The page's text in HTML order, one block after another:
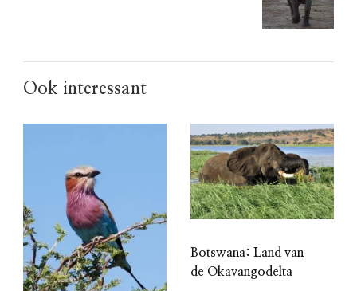
Ook interessant
Botswana: Land van
de Okavangodelta